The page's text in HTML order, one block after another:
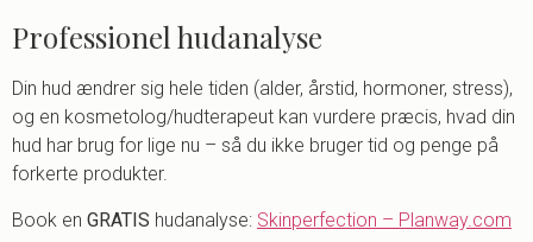
Professionel hudanalyse
Din hud ændrer sig hele tiden (alder, årstid, hormoner, stress),
og en kosmetolog/hudterapeut kan vurdere præcis, hvad din
hud har brug for lige nu – så du ikke bruger tid og penge på
forkerte produkter.
Book en GRATIS hudanalyse: Skinperfection – Planway.com